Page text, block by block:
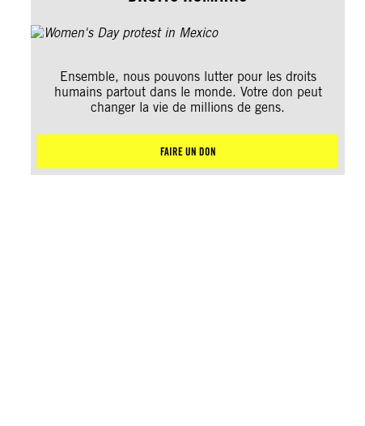
Ensemble, nous pouvons lutter pour les droits
humains partout dans le monde. Votre don peut
changer la vie de millions de gens.
FAIRE UN DON